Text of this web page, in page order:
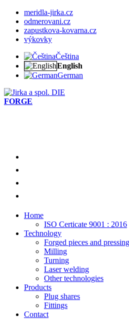
meridla-jirka.cz
odmerovani.cz
zapustkova-kovarna.cz
výkovky
Čeština
English
German
DIE
FORGE
Home
ISO Certicate 9001 : 2016
Technology
Forged pieces and pressing
Milling
Turning
Laser welding
Other technologies
Products
Plug shares
Fittings
Contact